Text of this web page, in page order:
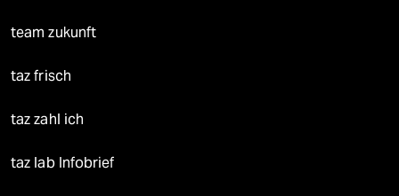
team zukunft
taz frisch
taz zahl ich
taz lab Infobrief